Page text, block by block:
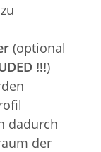
(optional
!!!)
dadurch
der